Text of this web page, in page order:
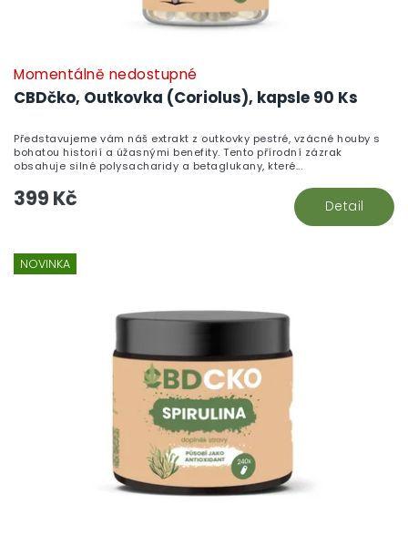
CBDčko, Outkovka (Coriolus), kapsle 90 Ks
Momentálně nedostupné
399 Kč Detail
Představujeme vám náš extrakt z outkovky pestré, vzácné houby s
bohatou historií a úžasnými benefity. Tento přírodní zázrak
obsahuje silné polysacharidy a betaglukany, které...
NOVINKA